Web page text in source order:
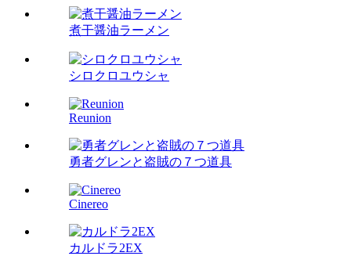
煮干醤油ラーメン
シロクロユウシャ
Reunion
勇者グレンと盗賊の７つ道具
Cinereo
カルドラ2EX